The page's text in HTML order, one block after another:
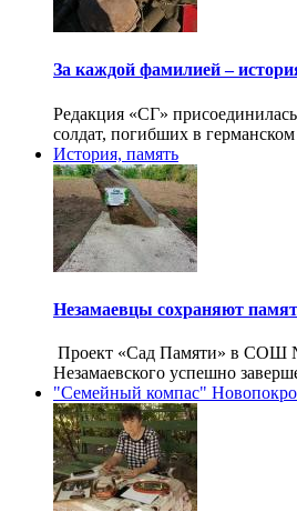
За каждой фамилией –
Редакция «СГ»
солдат, погибших в германском
История, память
Незамаевцы сохраняют
Проект «Сад Памяти» в СОШ
Незамаевского успешно
"Семейный компас"